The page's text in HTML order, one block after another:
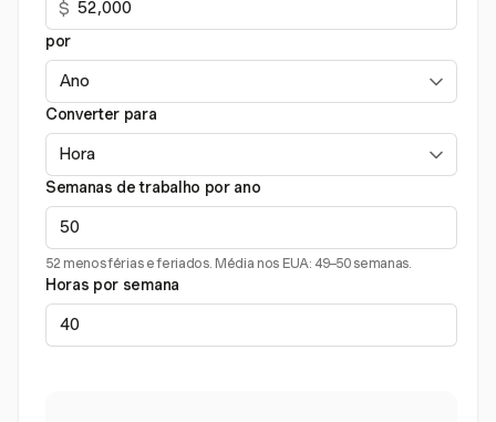
$
por
Converter para
Semanas de trabalho por ano
52 menos férias e feriados. Média nos EUA: 49–50 semanas.
Horas por semana